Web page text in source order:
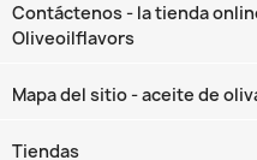
Contáctenos - la tienda
Oliveoilflavors
Mapa del sitio - aceite de
Tiendas